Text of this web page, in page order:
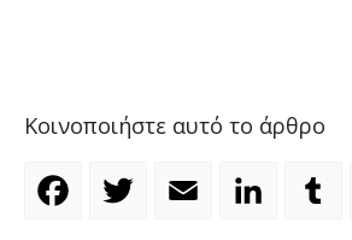
Κοινοποιήστε αυτό το άρθρο
FacebookTwitter Email LinkedIn